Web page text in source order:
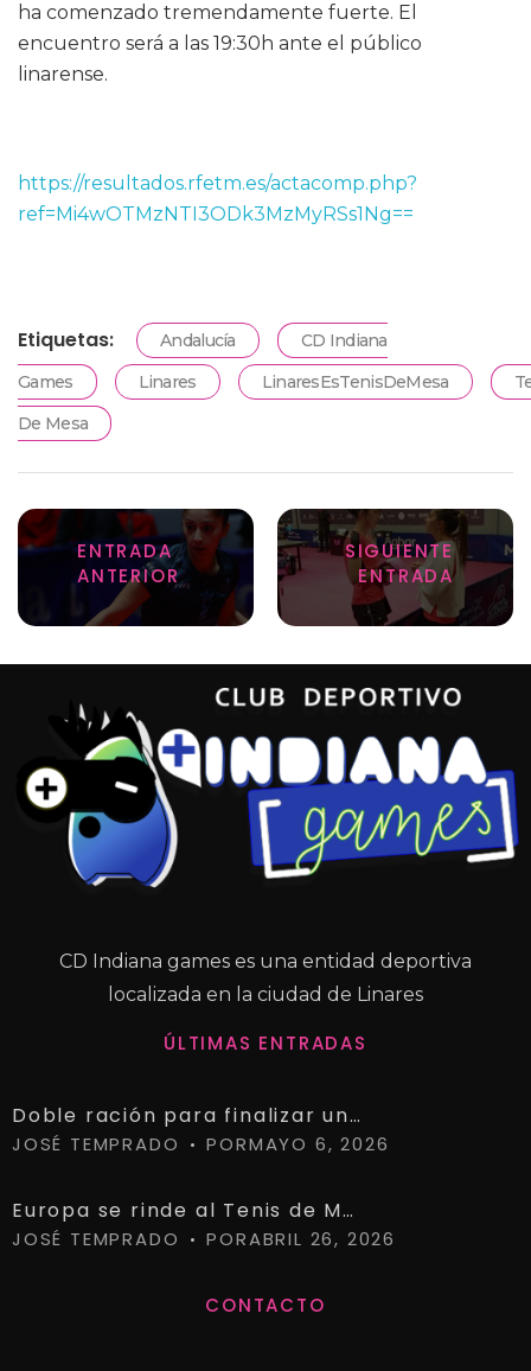
ha comenzado tremendamente fuerte. El
encuentro será a las 19:30h ante el público
linarense.
https://resultados.rfetm.es/actacomp.php?
ref=Mi4wOTMzNTI3ODk3MzMyRSs1Ng==
Etiquetas: Andalucía
CD Indiana
Games
Linares LinaresEsTenisDeMesa
De Mesa
ENTRADA
ANTERIOR
SIGUIENTE
ENTRADA
CD Indiana games es una entidad deportiva
localizada en la ciudad de Linares
ÚLTIMAS ENTRADAS
Doble ración para finalizar una temporada histórica.
MAYO 6, 2026
POR
JOSÉ TEMPRADO
Europa se rinde al Tenis de Mesa de Linares
ABRIL 26, 2026
POR
JOSÉ TEMPRADO
CONTACTO